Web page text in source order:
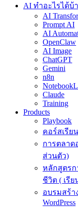
AI ทำอะไรได้บ้
AI
Prompt AI
AI
OpenClaw
AI Image
ChatGPT
Gemini
n8n
Claude
Training
Products
Playbook
คอร์สเรีย
การตลาด
ส่วนตัว)
หลักสูตร
ชีวิต ( เรี
อบรมสร้า
WordPress